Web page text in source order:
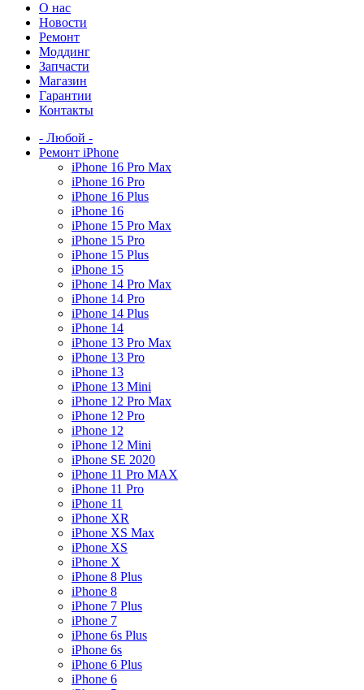
О нас
Новости
Ремонт
Моддинг
Запчасти
Магазин
Гарантии
Контакты
- Любой -
Ремонт iPhone
iPhone 16 Pro Max
iPhone 16 Pro
iPhone 16 Plus
iPhone 16
iPhone 15 Pro Max
iPhone 15 Pro
iPhone 15 Plus
iPhone 15
iPhone 14 Pro Max
iPhone 14 Pro
iPhone 14 Plus
iPhone 14
iPhone 13 Pro Max
iPhone 13 Pro
iPhone 13
iPhone 13 Mini
iPhone 12 Pro Max
iPhone 12 Pro
iPhone 12
iPhone 12 Mini
iPhone SE 2020
iPhone 11 Pro MAX
iPhone 11 Pro
iPhone 11
iPhone XR
iPhone XS Max
iPhone XS
iPhone X
iPhone 8 Plus
iPhone 8
iPhone 7 Plus
iPhone 7
iPhone 6s Plus
iPhone 6s
iPhone 6 Plus
iPhone 6